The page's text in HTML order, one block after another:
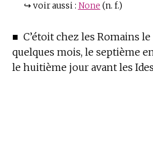
↪ voir aussi : None (n. f.)
■ C’étoit chez les Romains
quelques mois, le septième
le huitième jour avant les